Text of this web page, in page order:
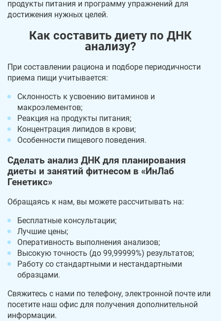
продукты питания и программу упражнений для
достижения нужных целей.
Как составить диету по ДНК
анализу?
При составлении рациона и подборе периодичности
приема пищи учитывается:
Склонность к усвоению витаминов и
макроэлементов;
Реакция на продукты питания;
Концентрация липидов в крови;
Особенности пищевого поведения.
Сделать анализ ДНК для планирования
диеты и занятий фитнесом в «ИнЛаб
Генетикс»
Обращаясь к нам, вы можете рассчитывать на:
Бесплатные консультации;
Лучшие цены;
Оперативность выполнения анализов;
Высокую точность (до 99,99999%) результатов;
Работу со стандартными и нестандартными
образцами.
Свяжитесь с нами по телефону, электронной почте или
посетите наш офис для получения дополнительной
информации.